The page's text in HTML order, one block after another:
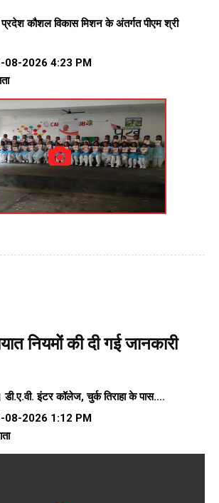
प्रदेश कौशल विकास मिशन के अंतर्गत पीएम श्री
08-2026 4:23 PM
नियमों की दी गई जानकारी
डी.ए.वी. इंटर कॉलेज, चुर्क तिराहा के पास....
08-2026 1:12 PM